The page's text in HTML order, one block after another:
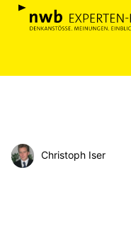
Christoph Iser